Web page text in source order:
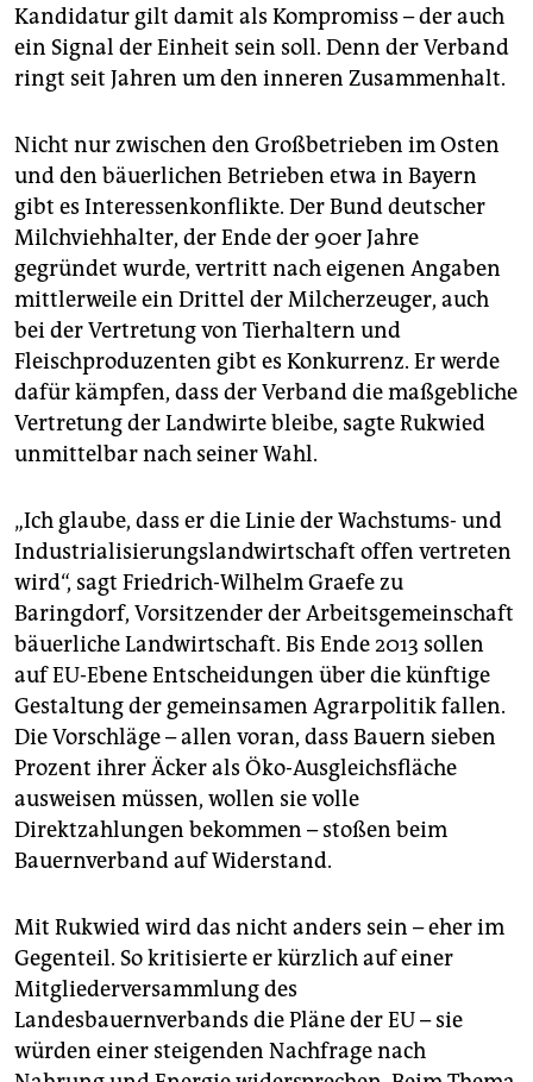
Kandidatur gilt damit als Kompromiss – der auch
ein Signal der Einheit sein soll. Denn der Verband
ringt seit Jahren um den inneren Zusammenhalt.
Nicht nur zwischen den Großbetrieben im Osten
und den bäuerlichen Betrieben etwa in Bayern
gibt es Interessenkonflikte. Der Bund deutscher
Milchviehhalter, der Ende der 90er Jahre
gegründet wurde, vertritt nach eigenen Angaben
mittlerweile ein Drittel der Milcherzeuger, auch
bei der Vertretung von Tierhaltern und
Fleischproduzenten gibt es Konkurrenz. Er werde
dafür kämpfen, dass der Verband die maßgebliche
Vertretung der Landwirte bleibe, sagte Rukwied
unmittelbar nach seiner Wahl.
„Ich glaube, dass er die Linie der Wachstums- und
Industrialisierungslandwirtschaft offen vertreten
wird“, sagt Friedrich-Wilhelm Graefe zu
Baringdorf, Vorsitzender der Arbeitsgemeinschaft
bäuerliche Landwirtschaft. Bis Ende 2013 sollen
auf EU-Ebene Entscheidungen über die künftige
Gestaltung der gemeinsamen Agrarpolitik fallen.
Die Vorschläge – allen voran, dass Bauern sieben
Prozent ihrer Äcker als Öko-Ausgleichsfläche
ausweisen müssen, wollen sie volle
Direktzahlungen bekommen – stoßen beim
Bauernverband auf Widerstand.
Mit Rukwied wird das nicht anders sein – eher im
Gegenteil. So kritisierte er kürzlich auf einer
Mitgliederversammlung des
Landesbauernverbands die Pläne der EU – sie
würden einer steigenden Nachfrage nach